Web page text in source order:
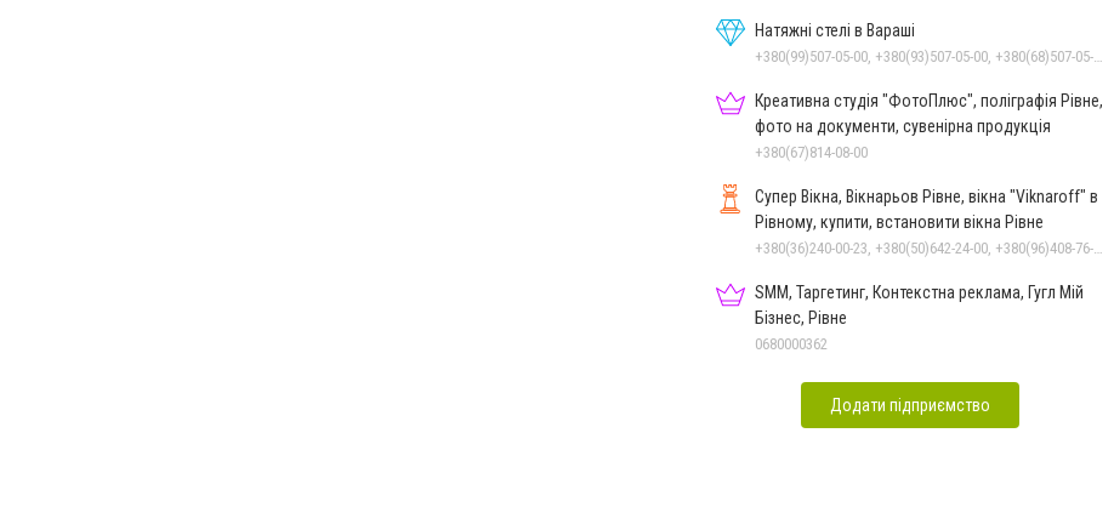
Натяжні стелі в Вараші
+380(99)507-05-00, +380(93)507-05-00, +380(68)507-05-00
Креативна студія "ФотоПлюс", поліграфія Рівне,
фото на документи, сувенірна продукція
+380(67)814-08-00
Супер Вікна, Вікнарьов Рівне, вікна "Viknaroff" в
Рівному, купити, встановити вікна Рівне
+380(36)240-00-23, +380(50)642-24-00, +380(96)408-76-50, +380(98)705-00-23
SMM, Таргетинг, Контекстна реклама, Гугл Мій
Бізнес, Рівне
0680000362
Додати підприємство